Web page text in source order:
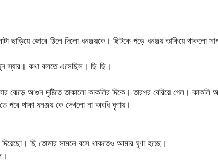
ছাড়িয়ে জোরে ঠিলে দিলো ধনঞ্জয়কে। ছিটকে পড়ে ধনঞ্জয় তাকিয়ে থাকলো
স্যার। কথা বলতে এসেছিল। ছি ছি।
ঝেড়ে আগুন দৃষ্টিতে তাকালো কাকলির দিকে। তারপর বেরিয়ে গেল। কাকলি
থাকা ধনঞ্জয় কে দেখলো না অবধি ঘৃণায়।
ছি তোমার সামনে বসে থাকতেও আমার ঘৃণা হচ্ছে।